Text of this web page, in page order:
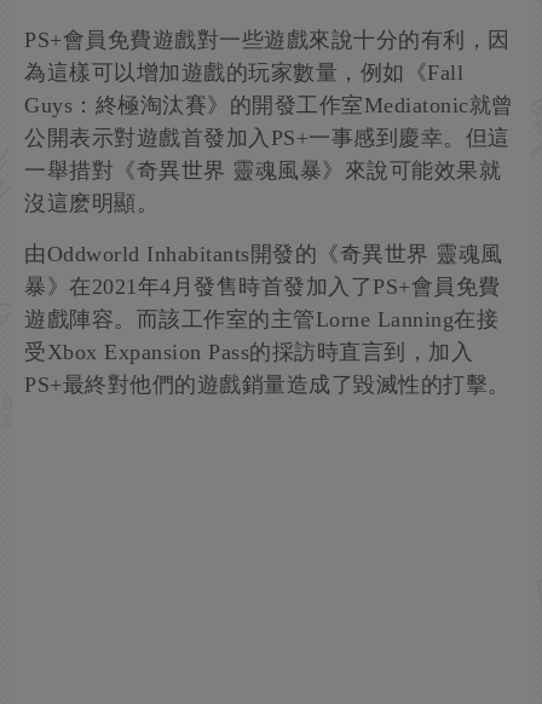
PS+會員免費遊戲對一些遊戲來說十分的有利，因
為這樣可以增加遊戲的玩家數量，例如《Fall
Guys：終極淘汰賽》的開發工作室Mediatonic就曾
公開表示對遊戲首發加入PS+一事感到慶幸。但這
一舉措對《奇異世界 靈魂風暴》來說可能效果就
沒這麽明顯。
由Oddworld Inhabitants開發的《奇異世界 靈魂風
暴》在2021年4月發售時首發加入了PS+會員免費
遊戲陣容。而該工作室的主管Lorne Lanning在接
受Xbox Expansion Pass的採訪時直言到，加入
PS+最終對他們的遊戲銷量造成了毀滅性的打擊。